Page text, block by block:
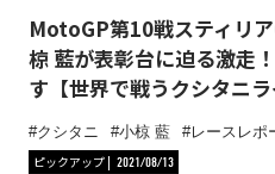
MotoGP第10戦スティリ
椋 藍が表彰台に迫る激走
す【世界で戦うクシタニラ
クシタニ 小椋 藍
レースレポ
ピックアップ
2021/08/13